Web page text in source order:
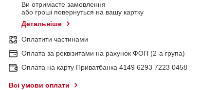
Ви отримаєте замовлення
або гроші повернуться на вашу картку
Детальніше
Оплатити частинами
Оплата за реквізитами на рахунок ФОП (2-а група)
Оплата на карту Приватбанка 4149 6293 7223 0458
Всі умови оплати